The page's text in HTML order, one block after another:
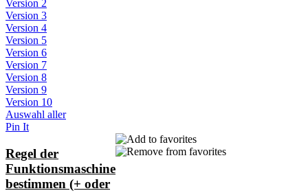
Version 2
Version 3
Version 4
Version 5
Version 6
Version 7
Version 8
Version 9
Version 10
Auswahl aller
Pin It
Regel der
Funktionsmaschine
bestimmen (+ oder